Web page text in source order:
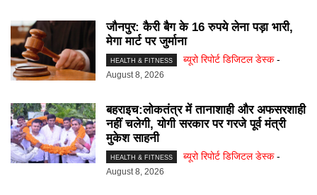
जौनपुर: कैरी बैग के 16 रुपये लेना पड़ा भारी,
मेगा मार्ट पर जुर्माना
HEALTH & FITNESS ब्यूरो रिपोर्ट डिजिटल डेस्क -
August 8, 2026
बहराइच:लोकतंत्र में तानाशाही और अफसरशाही
नहीं चलेगी, योगी सरकार पर गरजे पूर्व मंत्री
मुकेश साहनी
HEALTH & FITNESS ब्यूरो रिपोर्ट डिजिटल डेस्क -
August 8, 2026